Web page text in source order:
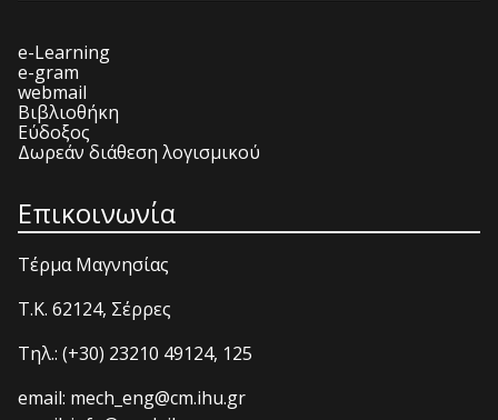
e-Learning
e-gram
webmail
Βιβλιοθήκη
Εύδοξος
Δωρεάν διάθεση λογισμικού
Επικοινωνία
Τέρμα Μαγνησίας
T.K. 62124, Σέρρες
Τηλ.: (+30) 23210 49124, 125
email: mech_eng@cm.ihu.gr